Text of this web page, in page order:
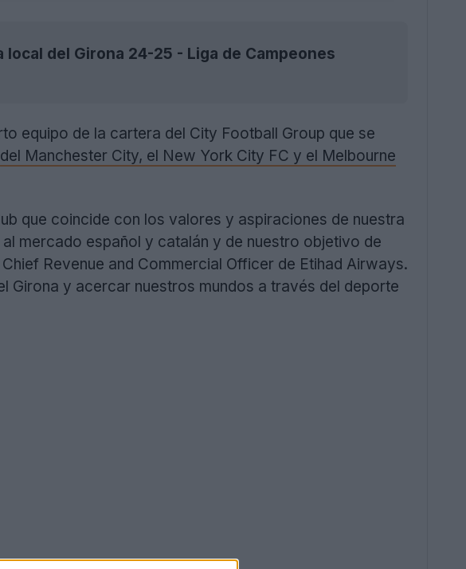
local del Girona 24-25 - Liga de Campeones
equipo de la cartera del City Football Group que se
del Manchester City, el New York City FC y el Melbourne
que coincide con los valores y aspiraciones de nuestra
mercado español y catalán y de nuestro objetivo de
Revenue and Commercial Officer de Etihad Airways.
y acercar nuestros mundos a través del deporte